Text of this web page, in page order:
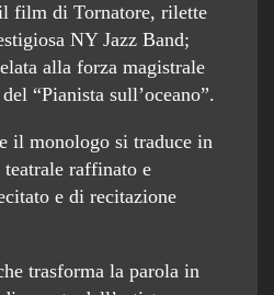
film di Tornatore, rilette
NY Jazz Band;
alla forza magistrale
“Pianista sull’oceano”.
il monologo si traduce in
raffinato e
e di recitazione
trasforma la parola in